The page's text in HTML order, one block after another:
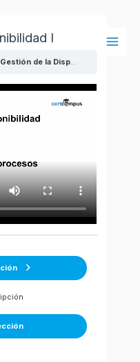
I
de la Disponibilidad I